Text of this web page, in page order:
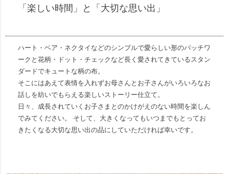
「楽しい時間」と「大切な思い出」
ハート・ベア・ネクタイなどのシンプルで愛らしい形のパッチワ
ークと花柄・ドット・チェックなど長く愛されてきているスタン
ダードでキュートな柄の布。
そこにはあえて表情を入れずお母さんとお子さんがいろいろなお
話しを紡いでもらえる楽しいストーリー仕立て。
日々、成長されていくお子さまとのかけがえのない時間を楽しん
でみてください。 そして、大きくなってもいつまでもとってお
きたくなる大切な思い出の品にしていただければ幸いです。